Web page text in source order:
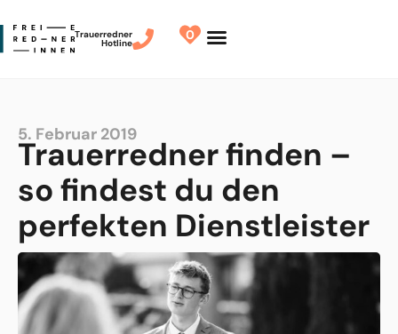
Trauerredner
Hotline
0
5. Februar 2019
Trauerredner finden –
so findest du den
perfekten Dienstleister